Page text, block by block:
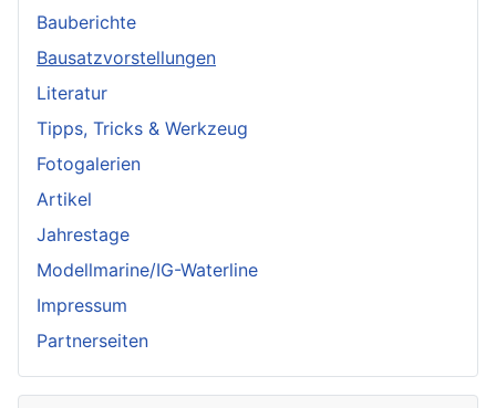
Bauberichte
Bausatzvorstellungen
Literatur
Tipps, Tricks & Werkzeug
Fotogalerien
Artikel
Jahrestage
Modellmarine/IG-Waterline
Impressum
Partnerseiten